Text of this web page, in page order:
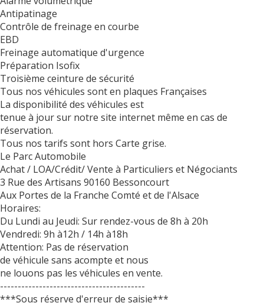
Antipatinage
Contrôle de freinage en courbe
EBD
Freinage automatique d'urgence
Préparation Isofix
Troisième ceinture de sécurité
Tous nos véhicules sont en plaques Françaises
La disponibilité des véhicules est
tenue à jour sur notre site internet même en cas de
réservation.
Tous nos tarifs sont hors Carte grise.
Le Parc Automobile
Achat / LOA/Crédit/ Vente à Particuliers et Négociants
3 Rue des Artisans 90160 Bessoncourt
Aux Portes de la Franche Comté et de l'Alsace
Horaires:
Du Lundi au Jeudi: Sur rendez-vous de 8h à 20h
Vendredi: 9h à12h / 14h à18h
Attention: Pas de réservation
de véhicule sans acompte et nous
ne louons pas les véhicules en vente.
-----------------------------------------
***Sous réserve d'erreur de saisie***